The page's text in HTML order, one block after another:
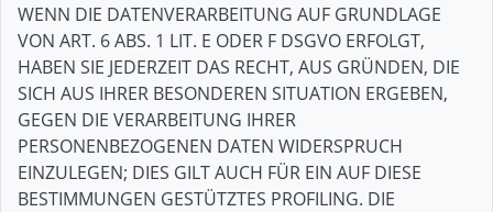
WENN DIE DATENVERARBEITUNG AUF GRUNDLAGE
VON ART. 6 ABS. 1 LIT. E ODER F DSGVO ERFOLGT,
HABEN SIE JEDERZEIT DAS RECHT, AUS GRÜNDEN, DIE
SICH AUS IHRER BESONDEREN SITUATION ERGEBEN,
GEGEN DIE VERARBEITUNG IHRER
PERSONENBEZOGENEN DATEN WIDERSPRUCH
EINZULEGEN; DIES GILT AUCH FÜR EIN AUF DIESE
BESTIMMUNGEN GESTÜTZTES PROFILING. DIE